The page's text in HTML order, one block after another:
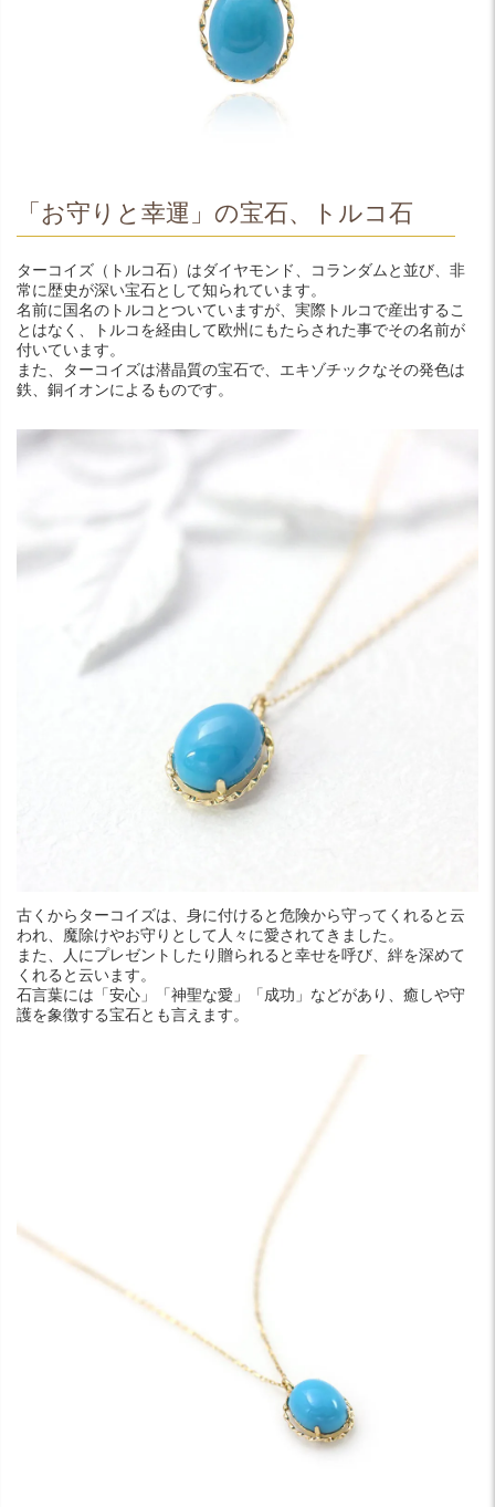
「お守りと幸運」の宝石、トルコ石
ターコイズ（トルコ石）はダイヤモンド、コランダムと並び、非
常に歴史が深い宝石として知られています。
名前に国名のトルコとついていますが、実際トルコで産出するこ
とはなく、トルコを経由して欧州にもたらされた事でその名前が
付いています。
また、ターコイズは潜晶質の宝石で、エキゾチックなその発色は
鉄、銅イオンによるものです。
古くからターコイズは、身に付けると危険から守ってくれると云
われ、魔除けやお守りとして人々に愛されてきました。
また、人にプレゼントしたり贈られると幸せを呼び、絆を深めて
くれると云います。
石言葉には「安心」「神聖な愛」「成功」などがあり、癒しや守
護を象徴する宝石とも言えます。